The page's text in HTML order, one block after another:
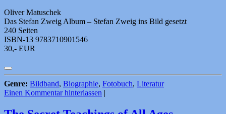
Oliver Matuschek
Das Stefan Zweig Album – Stefan Zweig ins Bild gesetzt
240 Seiten
ISBN-13 9783710901546
30,- EUR
Genre: Bildband, Biographie, Fotobuch, Literatur
Einen Kommentar hinterlassen |